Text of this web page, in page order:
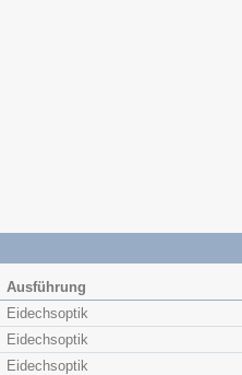
Ausführung
Eidechsoptik
Eidechsoptik
Eidechsoptik